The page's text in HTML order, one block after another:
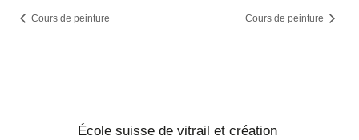
Cours de peinture Cours de peinture
École suisse de vitrail et création